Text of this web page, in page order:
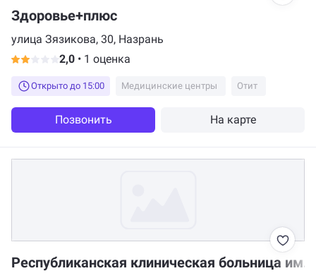
Здоровье+плюс
улица Зязикова, 30, Назрань
2,0 • 1 оценка
Открыто до 15:00 Медицинские центры Отит
Позвонить На карте
Республиканская клиническая больница